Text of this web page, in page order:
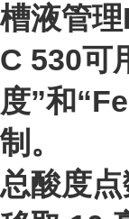
槽液管
C 530可
度”和
制。
总酸度